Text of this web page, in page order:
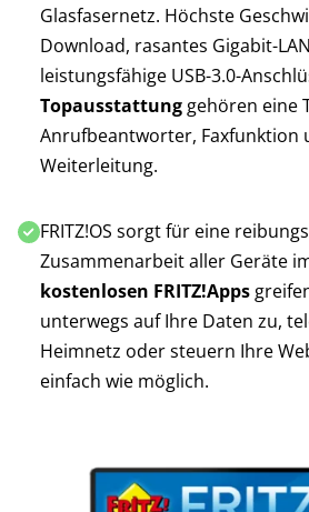
Glasfasernetz. Höchste
Download, rasantes Gigabit-
leistungsfähige USB-3.0-
Topausstattung gehören eine
Anrufbeantworter, Faxfunktion
Weiterleitung.
FRITZ!OS sorgt für eine
Zusammenarbeit aller Geräte
kostenlosen FRITZ!Apps
unterwegs auf Ihre Daten zu,
Heimnetz oder steuern Ihre
einfach wie möglich.